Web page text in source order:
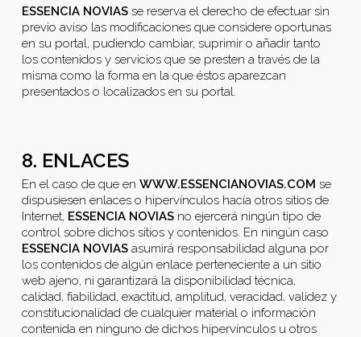
ESSENCIA NOVIASse reserva el derecho de efectuar sin
previo aviso las modificaciones que considere oportunas
en su portal, pudiendo cambiar, suprimir o añadir tanto
los contenidos y servicios que se presten a través de la
misma como la forma en la que éstos aparezcan
presentados o localizados en su portal.
8. ENLACES
En el caso de que en WWW.ESSENCIANOVIAS.COM se
dispusiesen enlaces o hipervínculos hacía otros sitios de
Internet, ESSENCIA NOVIASno ejercerá ningún tipo de
control sobre dichos sitios y contenidos. En ningún caso
ESSENCIA NOVIASasumirá responsabilidad alguna por
los contenidos de algún enlace perteneciente a un sitio
web ajeno, ni garantizará la disponibilidad técnica,
calidad, fiabilidad, exactitud, amplitud, veracidad, validez y
constitucionalidad de cualquier material o información
contenida en ninguno de dichos hipervínculos u otros